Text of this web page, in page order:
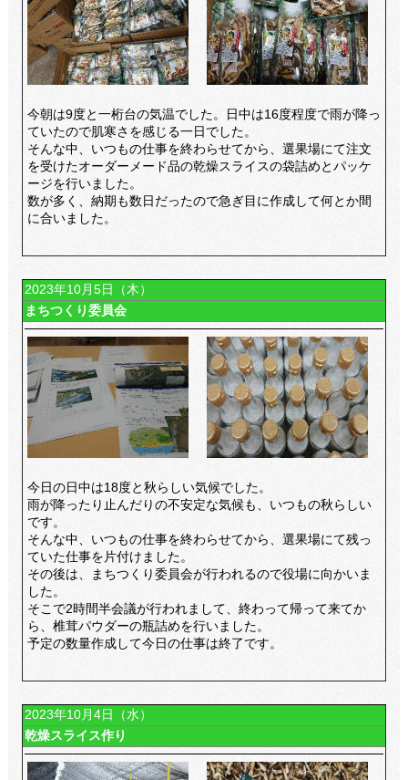
今朝は9度と一桁台の気温でした。日中は16度程度で雨が降っ
ていたので肌寒さを感じる一日でした。
そんな中、いつもの仕事を終わらせてから、選果場にて注文
を受けたオーダーメード品の乾燥スライスの袋詰めとパッケ
ージを行いました。
数が多く、納期も数日だったので急ぎ目に作成して何とか間
に合いました。
2023年10月5日（木）
まちつくり委員会
今日の日中は18度と秋らしい気候でした。
雨が降ったり止んだりの不安定な気候も、いつもの秋らしい
です。
そんな中、いつもの仕事を終わらせてから、選果場にて残っ
ていた仕事を片付けました。
その後は、まちつくり委員会が行われるので役場に向かいま
した。
そこで2時間半会議が行われまして、終わって帰って来てか
ら、椎茸パウダーの瓶詰めを行いました。
予定の数量作成して今日の仕事は終了です。
2023年10月4日（水）
乾燥スライス作り